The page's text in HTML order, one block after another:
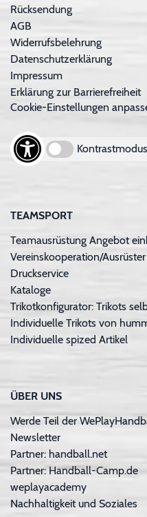
Rücksendung
AGB
Widerrufsbelehrung
Datenschutzerklärung
Impressum
Erklärung zur Barrierefreiheit
Cookie-Einstellungen
TEAMSPORT
Teamausrüstung Angebot
Vereinskooperation/
Druckservice
Kataloge
Trikotkonfigurator: Trikots
Individuelle Trikots von
Individuelle spized Artikel
ÜBER UNS
Werde Teil der
Newsletter
Partner: handball.net
Partner: Handball-Camp.de
weplayacademy
Nachhaltigkeit und Soziales